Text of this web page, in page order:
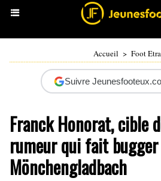
Accueil > Foot
Suivre
Franck Honorat, cible
rumeur qui fait
Mönchengladbach